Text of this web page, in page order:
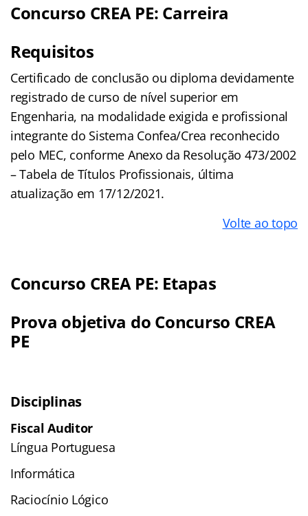
Concurso CREA PE: Carreira
Requisitos
Certificado de conclusão ou diploma devidamente
registrado de curso de nível superior em
Engenharia, na modalidade exigida e profissional
integrante do Sistema Confea/Crea reconhecido
pelo MEC, conforme Anexo da Resolução 473/2002
– Tabela de Títulos Profissionais, última
atualização em 17/12/2021.
Volte ao topo
Concurso CREA PE: Etapas
Prova objetiva do Concurso CREA
PE
Disciplinas
Fiscal Auditor
Língua Portuguesa
Informática
Raciocínio Lógico